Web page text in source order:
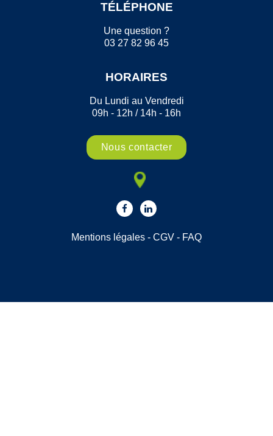
TÉLÉPHONE
Une question ?
03 27 82 96 45
HORAIRES
Du Lundi au Vendredi
09h - 12h / 14h - 16h
Nous contacter
Mentions légales - CGV - FAQ